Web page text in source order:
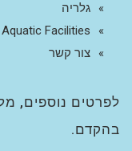
גלריה
Aquatic Facilities
צור קשר
לפרטים נוספים,
בהקדם.